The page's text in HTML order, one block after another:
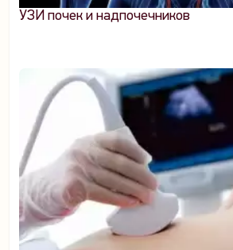
УЗИ почек и надпочечников